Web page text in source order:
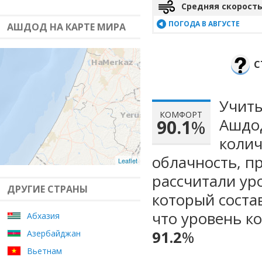
АШДОД НА КАРТЕ МИРА
Leaflet
ДРУГИЕ СТРАНЫ
Абхазия
Азербайджан
Вьетнам
Средняя
ПОГОДА В АВГУСТЕ
КОМФОРТ
90.1%
облачность,
рассчитали
который
что уровень
91.2%